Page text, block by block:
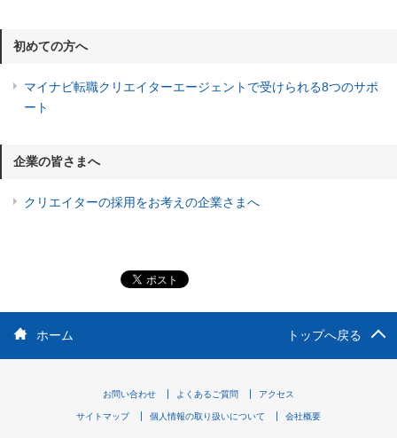
初めての方へ
マイナビ転職クリエイターエージェントで受けられる8つのサポ
ート
企業の皆さまへ
クリエイターの採用をお考えの企業さまへ
ホーム トップへ戻る
お問い合わせ よくあるご質問 アクセス
サイトマップ 個人情報の取り扱いについて 会社概要